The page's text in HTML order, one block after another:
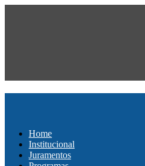
Home
Institucional
Juramentos